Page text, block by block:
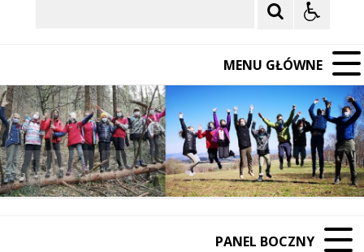
MENU GŁÓWNE
Poprzedni Element
Następny Element
❚❚
PANEL BOCZNY